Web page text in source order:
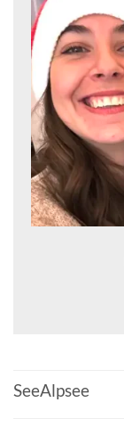
SeeAlpsee